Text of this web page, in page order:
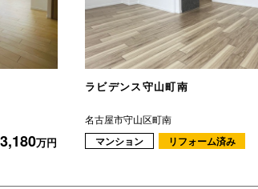
3,180万円
ラビデンス守山町南
名古屋市守山区町南
マンション リフォーム済み